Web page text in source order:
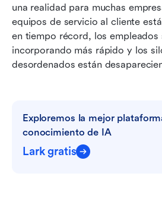
una realidad para muchas
equipos de servicio al cliente
en tiempo récord, los empleados
incorporando más rápido y los
desordenados están
Exploremos la mejor
conocimiento de IA
Lark gratis